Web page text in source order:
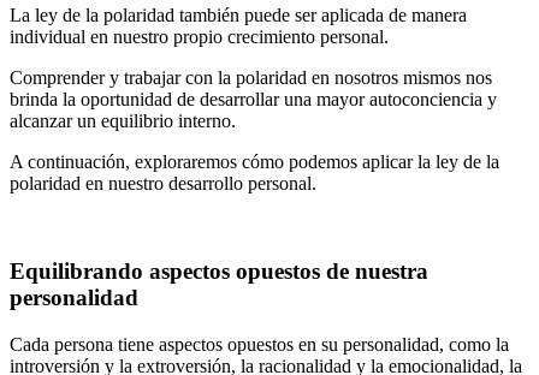
La ley de la polaridad también puede ser aplicada de manera
individual en nuestro propio crecimiento personal.
Comprender y trabajar con la polaridad en nosotros mismos nos
brinda la oportunidad de desarrollar una mayor autoconciencia y
alcanzar un equilibrio interno.
A continuación, exploraremos cómo podemos aplicar la ley de la
polaridad en nuestro desarrollo personal.
Equilibrando aspectos opuestos de nuestra
personalidad
Cada persona tiene aspectos opuestos en su personalidad, como la
introversión y la extroversión, la racionalidad y la emocionalidad, la